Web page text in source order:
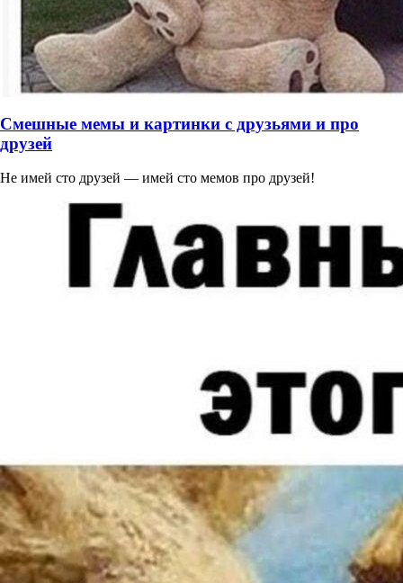
Смешные мемы и картинки с друзьями и про
друзей
Не имей сто друзей — имей сто мемов про друзей!